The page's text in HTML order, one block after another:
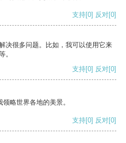
支持[0] 反对[0]
决很多问题。比如，我可以使用它来
。
支持[0] 反对[0]
略世界各地的美景。
支持[0] 反对[0]